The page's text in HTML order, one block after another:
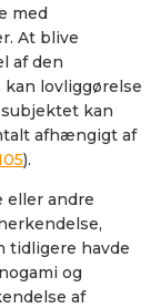
med
At blive
af den
lovliggørelse
kan
afhængigt af
).
eller andre
tidligere havde
og
af